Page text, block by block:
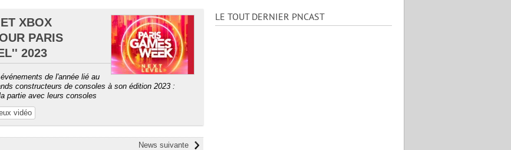
XBOX
PARIS
2023
de l'année lié au
constructeurs de consoles à son édition 2023 :
partie avec leurs consoles
vidéo
News suivante
LE TOUT DERNIER PNCAST